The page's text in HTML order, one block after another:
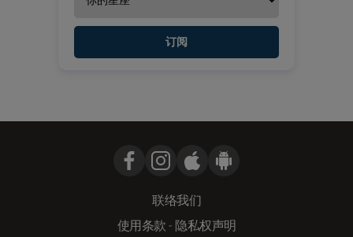
订阅
联络我们
使用条款- 隐私权声明